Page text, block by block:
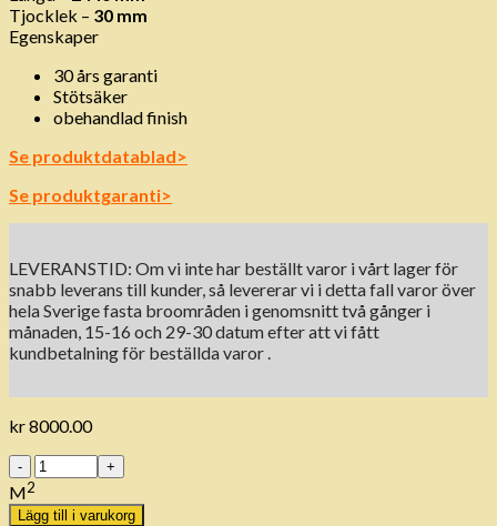
Tjocklek – 30 mm
Egenskaper
30 års garanti
Stötsäker
obehandlad finish
Se produktdatablad>
Se produktgaranti>
LEVERANSTID: Om vi ​​inte har beställt varor i vårt lager för
snabb leverans till kunder, så levererar vi i detta fall varor över
hela Sverige fasta broområden i genomsnitt två gånger i
månaden, 15-16 och 29-30 datum efter att vi fått
kundbetalning för beställda varor .
kr8000.00
Antal
M2
Lägg till i varukorg